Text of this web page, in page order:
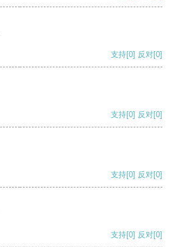
支持[0] 反对[0]
支持[0] 反对[0]
支持[0] 反对[0]
支持[0] 反对[0]